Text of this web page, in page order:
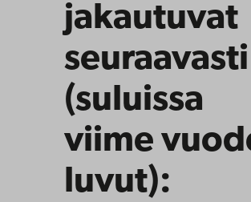
jakautuvat
seuraavasti
(suluissa
viime
luvut):